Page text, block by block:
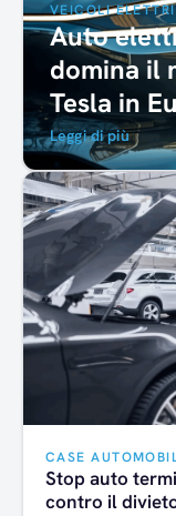
VEICOLI
Auto
domina il
Tesla in
Leggi di più
CASE
Stop auto
contro il